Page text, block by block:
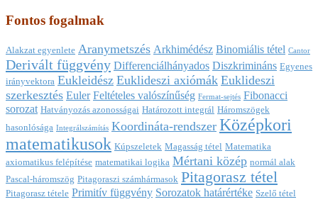
Fontos fogalmak
Alakzat egyenlete Aranymetszés Arkhimédész Binomiális tétel Cantor
Derivált függvény Differenciálhányados Diszkrimináns Egyenes
irányvektora Eukleidész Euklideszi axiómák Euklideszi
szerkesztés Euler Feltételes valószínűség Fermat-sejtés Fibonacci
sorozat Hatványozás azonosságai Határozott integrál Háromszögek
hasonlósága Integrálszámítás Koordináta-rendszer Középkori
matematikusok Kúpszeletek Magasság tétel Matematika
axiomatikus felépítése matematikai logika Mértani közép normál alak
Pascal-háromszög Pitagoraszi számhármasok Pitagorasz tétel
Pitagorasz tétele Primitív függvény Sorozatok határértéke Szelő tétel